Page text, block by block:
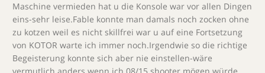
Maschine vermieden hat u die Konsole war vor allen Dingen
eins-sehr leise.Fable konnte man damals noch zocken ohne
zu kotzen weil es nicht skillfrei war u auf eine Fortsetzung
von KOTOR warte ich immer noch.Irgendwie so die richtige
Begeisterung konnte sich aber nie einstellen-wäre